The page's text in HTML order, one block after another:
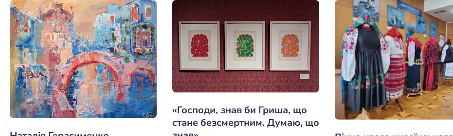
«Господи, знав би Гриша, що
стане безсмертним. Думаю, що